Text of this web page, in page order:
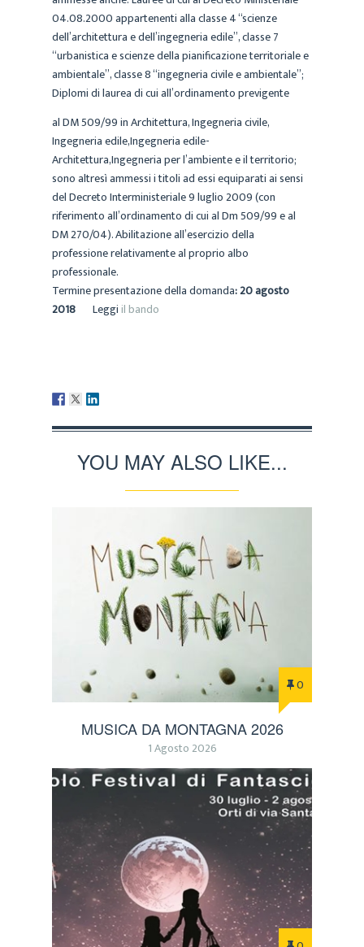
04.08.2000 appartenenti alla classe 4 “scienze
dell’architettura e dell’ingegneria edile”, classe 7
“urbanistica e scienze della pianificazione territoriale e
ambientale”, classe 8 “ingegneria civile e ambientale”;
Diplomi di laurea di cui all’ordinamento previgente
al DM 509/99 in Architettura, Ingegneria civile,
Ingegneria edile,Ingegneria edile-
Architettura,Ingegneria per l’ambiente e il territorio;
sono altresì ammessi i titoli ad essi equiparati ai sensi
del Decreto Interministeriale 9 luglio 2009 (con
riferimento all’ordinamento di cui al Dm 509/99 e al
DM 270/04). Abilitazione all’esercizio della
professione relativamente al proprio albo
professionale.
Termine presentazione della domanda: 20 agosto
2018 Leggiil bando
YOU MAY ALSO LIKE...
0
MUSICA DA MONTAGNA 2026
1 Agosto 2026